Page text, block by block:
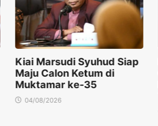
Resmi Ditugaskan Maju
Caketum PBNU, Ini Profil
Pengasuh Ponpes
Tebuireng